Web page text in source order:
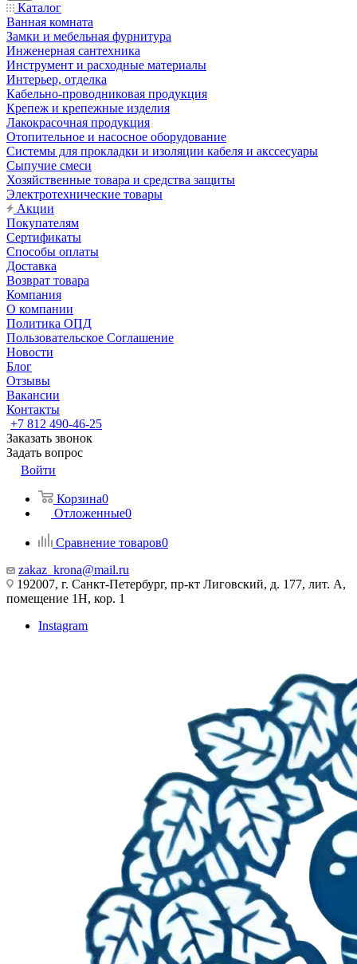
Каталог
Ванная комната
Замки и мебельная фурнитура
Инженерная сантехника
Инструмент и расходные материалы
Интерьер, отделка
Кабельно-проводниковая продукция
Крепеж и крепежные изделия
Лакокрасочная продукция
Отопительное и насосное оборудование
Системы для прокладки и изоляции кабеля и акссесуары
Сыпучие смеси
Хозяйственные товара и средства защиты
Электротехнические товары
Акции
Покупателям
Сертификаты
Способы оплаты
Доставка
Возврат товара
Компания
О компании
Политика ОПД
Пользовательское Соглашение
Новости
Блог
Отзывы
Вакансии
Контакты
+7 812 490-46-25
Заказать звонок
Задать вопрос
Войти
Корзина0
Отложенные0
Сравнение товаров0
zakaz_krona@mail.ru
192007, г. Санкт-Петербург, пр-кт Лиговский, д. 177, лит. А,
помещение 1Н, кор. 1
Instagram